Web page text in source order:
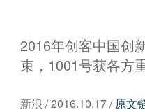
2016年创客中国创
束，1001号获各方
新浪 / 2016.10.17 /原文